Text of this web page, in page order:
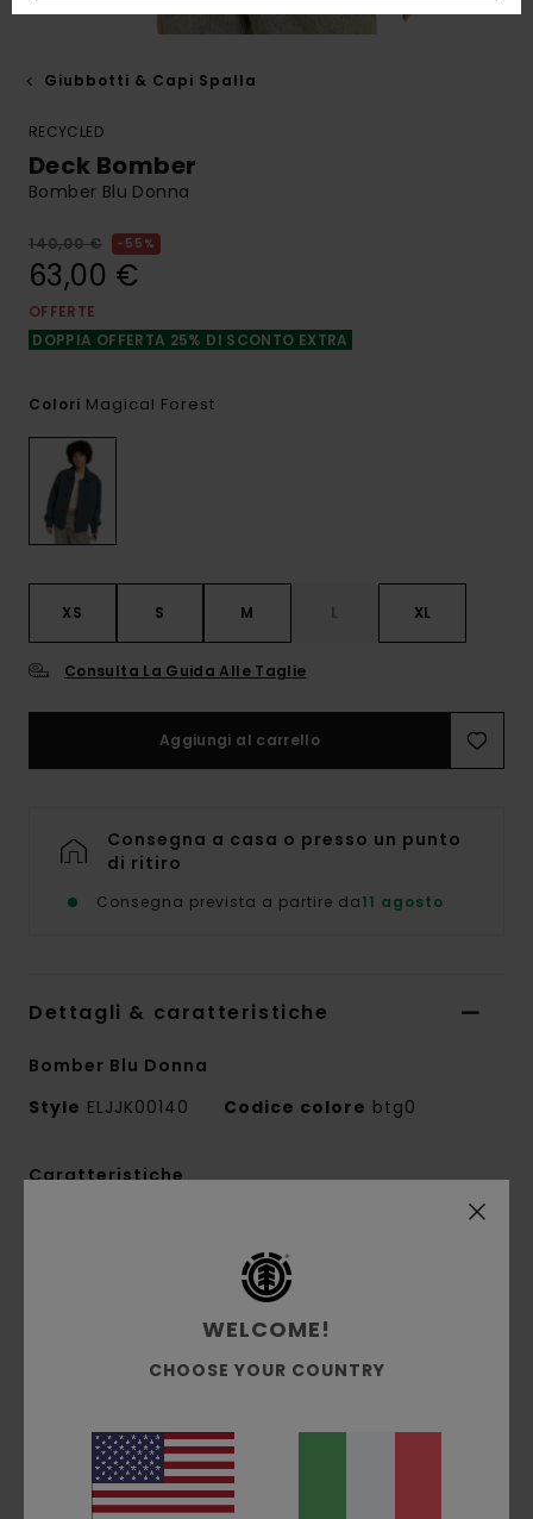
Giubbotti & Capi Spalla
RECYCLED
Deck Bomber
Bomber Blu Donna
140,00 € 55%
63,00 €
OFFERTE
DOPPIA OFFERTA 25% DI SCONTO EXTRA
Colori Magical Forest
XS S M L XL
Consulta La Guida Alle Taglie
Aggiungi al carrello
Consegna a casa o presso un punto
di ritiro
Consegna prevista a partire da11 agosto
Dettagli & caratteristiche
Bomber Blu Donna
Style ELJJK00140 Codice colore btg0
Caratteristiche
poliestere riciclato [200 g/m2]
vestibilità rilassata
Taffetà di poliestere
Polsini a coste
Prese d'aria
E pinces
WELCOME!
CHOOSE YOUR COUNTRY